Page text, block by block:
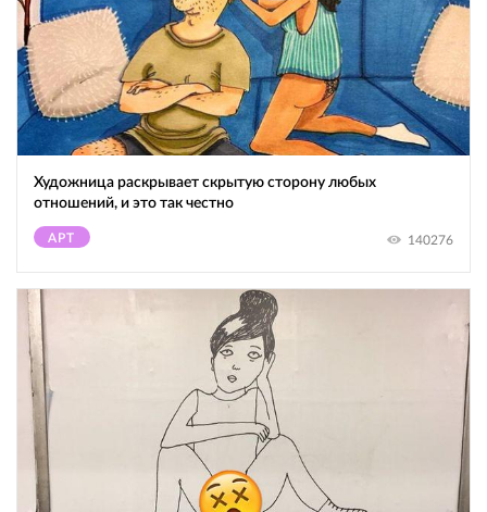
Художница раскрывает скрытую сторону любых
отношений, и это так честно
АРТ 140276